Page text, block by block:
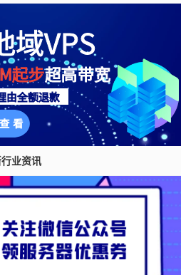
业资讯